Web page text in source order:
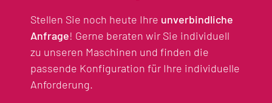
Stellen Sie noch heute Ihre unverbindliche
Anfrage! Gerne beraten wir Sie individuell
zu unseren Maschinen und finden die
passende Konfiguration für Ihre individuelle
Anforderung.